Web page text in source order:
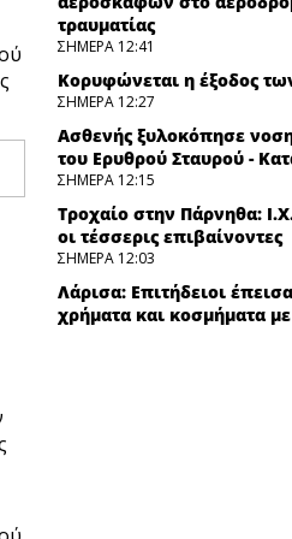
τραυματίας
ΣΗΜΕΡΑ 12:41
Κορυφώνεται η έξοδος
ΣΗΜΕΡΑ 12:27
Ασθενής ξυλοκόπησε
του Ερυθρού Σταυρού -
ΣΗΜΕΡΑ 12:15
Τροχαίο στην Πάρνηθα:
οι τέσσερις επιβαίνοντες
ΣΗΜΕΡΑ 12:03
Λάρισα: Επιτήδειοι
χρήματα και κοσμήματα